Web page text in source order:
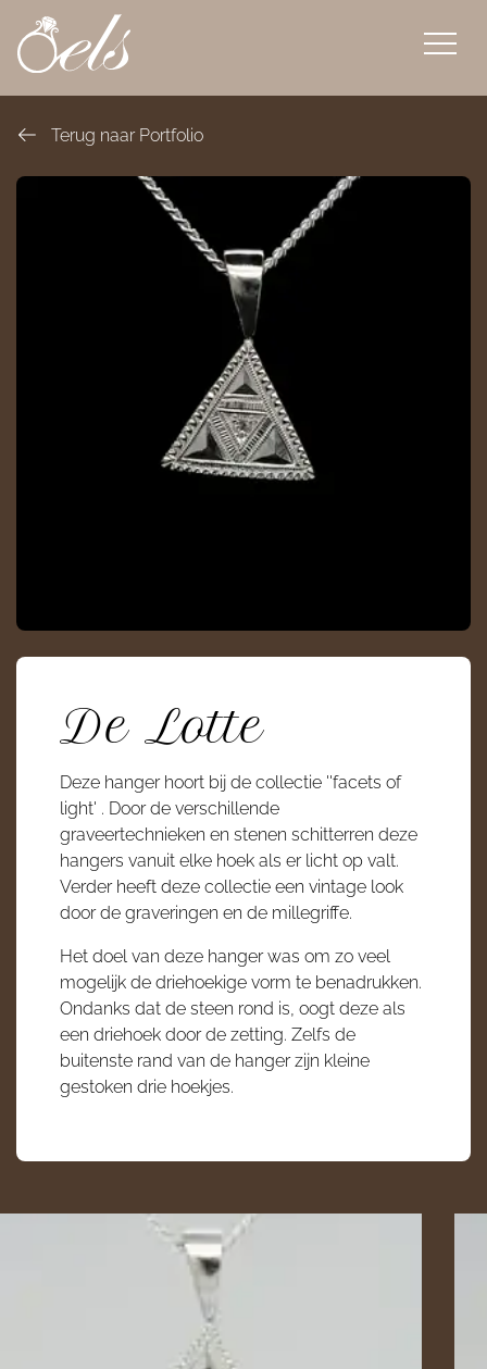
overslaan
Terug naar Portfolio
De Lotte
Deze hanger hoort bij de collectie ''facets of
light' . Door de verschillende
graveertechnieken en stenen schitterren deze
hangers vanuit elke hoek als er licht op valt.
Verder heeft deze collectie een vintage look
door de graveringen en de millegriffe.
Het doel van deze hanger was om zo veel
mogelijk de driehoekige vorm te benadrukken.
Ondanks dat de steen rond is, oogt deze als
een driehoek door de zetting. Zelfs de
buitenste rand van de hanger zijn kleine
gestoken drie hoekjes.